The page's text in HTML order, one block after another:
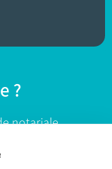
?
notariale